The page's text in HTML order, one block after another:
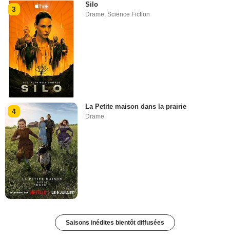
3
Silo
Drame,Science Fiction
4
La Petite maison dans la prairie
Drame
Saisons inédites bientôt diffusées